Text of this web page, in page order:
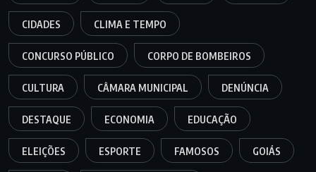
CIDADES CLIMA E TEMPO
CONCURSO PÚBLICO CORPO DE BOMBEIROS
CULTURA CÂMARA MUNICIPAL DENÚNCIA
DESTAQUE ECONOMIA EDUCAÇÃO
ELEIÇÕES ESPORTE FAMOSOS GOIÁS